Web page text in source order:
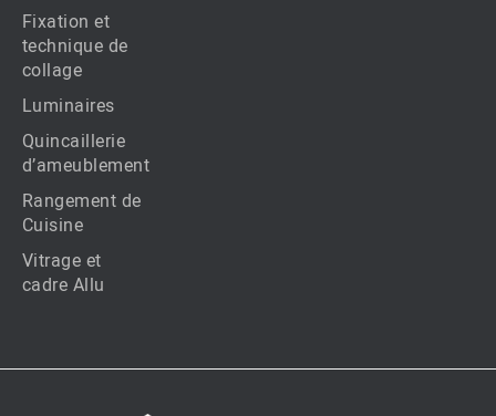
Fixation et
technique de
collage
Luminaires
Quincaillerie
d’ameublement
Rangement de
Cuisine
Vitrage et
cadre Allu